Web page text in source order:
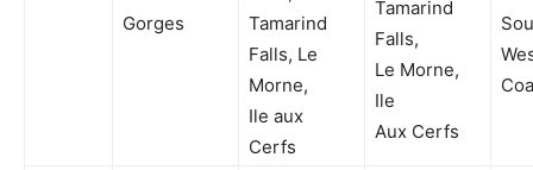
Gorges
Tamarind
Falls, Le
Morne,
Ile aux
Cerfs
Tamarind
Falls,
Le Morne,
Ile
Aux Cerfs